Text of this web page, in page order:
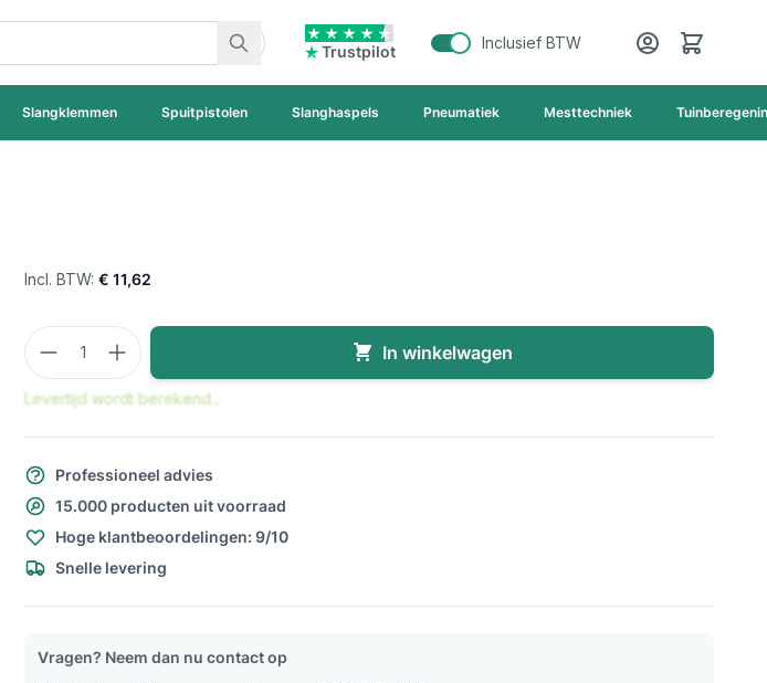
Trustpilot
Inclusief BTW Cart
Slangklemmen Spuitpistolen Slanghaspels Pneumatiek Mesttechniek
€ 11,62
Aantal
In winkelwagen
Levertijd wordt berekend...
Professioneel advies
15.000 producten uit voorraad
Hoge klantbeoordelingen: 9/10
Snelle levering
Vragen? Neem dan nu contact op